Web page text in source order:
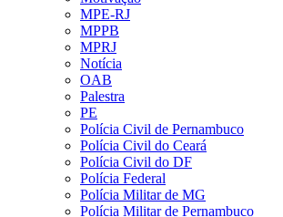
MPE-RJ
MPPB
MPRJ
Notícia
OAB
Palestra
PE
Polícia Civil de Pernambuco
Polícia Civil do Ceará
Polícia Civil do DF
Polícia Federal
Polícia Militar de MG
Polícia Militar de Pernambuco